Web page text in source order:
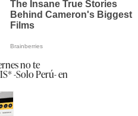
no te
-Solo Perú- en